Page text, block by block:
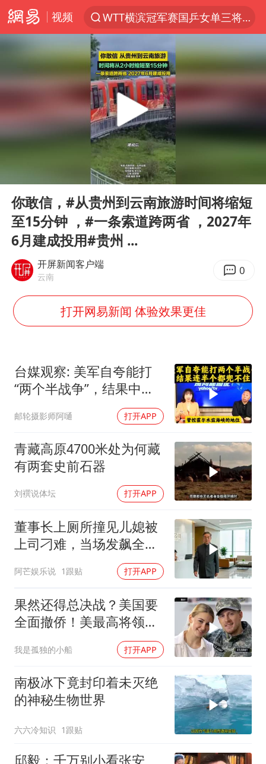
视频
WTT横滨冠军赛国乒女单三将晋级四强
光影经济撬动暑期消费新蓝海
日本发布排名：“中国第一，美日德韩英法居后”
微信又有新功能，你可以“撤回”你的撤回了！
大V：马科斯把路走绝了
白海豚将正面袭击贯穿浙江
杭州全市有序停课
《欢迎来龙餐馆》口碑
检测列车撞人致11死2伤 涉事单位被罚
酒店花洒现排泄物住客索赔遭拒
全民健身事业高质量发展
上四休三，但降薪1000元，你接受吗？
乐享全民健身 共筑健康中国
Play
你敢信，#从贵州到云南旅游时间将缩短
至15分钟 ，#一条索道跨两省 ，2027年
6月建成投用#贵州 ...
开屏新闻客户端
云南 0
打开网易新闻 体验效果更佳
台媒观察: 美军自夸能打
“两个半战争”，结果中东
这一仗，连半个都兜不住
邮轮摄影师阿嗵 打开APP
青藏高原4700米处为何藏
有两套史前石器
刘襈说体坛 打开APP
董事长上厕所撞见儿媳被
上司刁难，当场发飙全场
阿芒娱乐说 1跟贴 打开APP
果然还得总决战？美国要
全面撤侨！美最高将领：
我是孤独的小船 打开APP
南极冰下竟封印着未灭绝
的神秘生物世界
六六冷知识 1跟贴
邱毅：千万别小看张安